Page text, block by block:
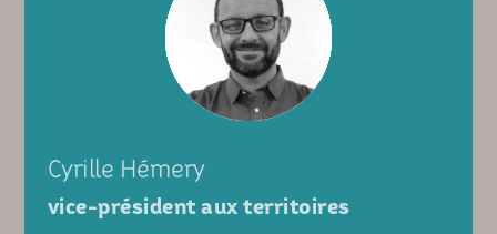
Cyrille Hémery
vice-président aux territoires